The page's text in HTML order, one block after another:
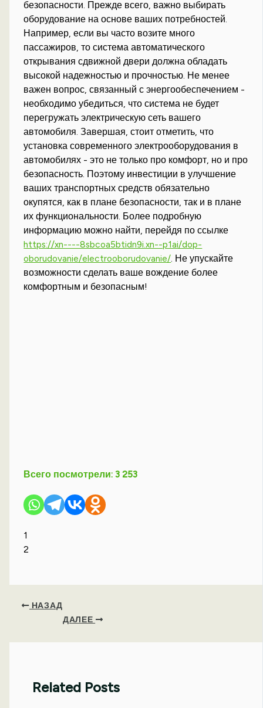
безопасности. Прежде всего, важно выбирать
оборудование на основе ваших потребностей.
Например, если вы часто возите много
пассажиров, то система автоматического
открывания сдвижной двери должна обладать
высокой надежностью и прочностью. Не менее
важен вопрос, связанный с энергообеспечением -
необходимо убедиться, что система не будет
перегружать электрическую сеть вашего
автомобиля. Завершая, стоит отметить, что
установка современного электрооборудования в
автомобилях - это не только про комфорт, но и про
безопасность. Поэтому инвестиции в улучшение
ваших транспортных средств обязательно
окупятся, как в плане безопасности, так и в плане
их функциональности. Более подробную
информацию можно найти, перейдя по ссылке
https://xn----8sbcoa5btidn9i.xn--p1ai/dop-
oborudovanie/electrooborudovanie/. Не упускайте
возможности сделать ваше вождение более
комфортным и безопасным!
Всего посмотрели: 3 253
1
2
НАЗАД
ДАЛЕЕ
Related Posts